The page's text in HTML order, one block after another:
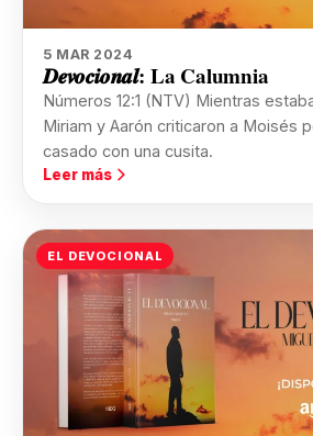
5 MAR 2024
𝑫𝒆𝒗𝒐𝒄𝒊𝒐𝒏𝒂𝒍: La Calumnia
Números 12:1 (NTV) Mientras
Miriam y Aarón criticaron a Moisés
casado con una cusita.
Leer más
EL DEVOCIONAL